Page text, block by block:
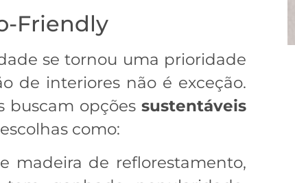
Friendly
se tornou uma prioridade
de interiores não é exceção.
buscam opções sustentáveis
como:
madeira de reflorestamento,